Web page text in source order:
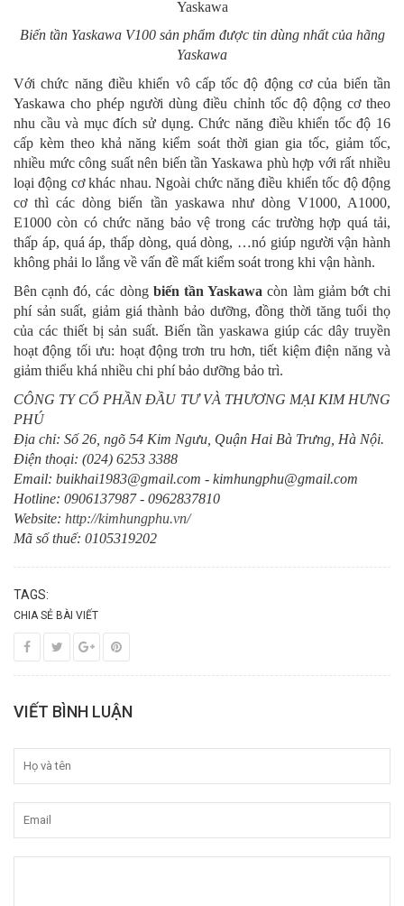
Biến tần Yaskawa V100 sản phẩm được tin dùng nhất của hãng
Yaskawa
Với chức năng điều khiển vô cấp tốc độ động cơ của biến tần
Yaskawa cho phép người dùng điều chỉnh tốc độ động cơ theo
nhu cầu và mục đích sử dụng. Chức năng điều khiển tốc độ 16
cấp kèm theo khả năng kiểm soát thời gian gia tốc, giảm tốc,
nhiều mức công suất nên biến tần Yaskawa phù hợp với rất nhiều
loại động cơ khác nhau. Ngoài chức năng điều khiển tốc độ động
cơ thì các dòng biến tần yaskawa như dòng V1000, A1000,
E1000 còn có chức năng bảo vệ trong các trường hợp quá tải,
thấp áp, quá áp, thấp dòng, quá dòng, …nó giúp người vận hành
không phải lo lắng về vấn đề mất kiểm soát trong khi vận hành.
Bên cạnh đó, các dòng biến tần Yaskawa còn làm giảm bớt chi
phí sản suất, giảm giá thành bảo dưỡng, đồng thời tăng tuổi thọ
của các thiết bị sản suất. Biến tần yaskawa giúp các dây truyền
hoạt động tối ưu: hoạt động trơn tru hơn, tiết kiệm điện năng và
giảm thiểu khá nhiều chi phí bảo dưỡng bảo trì.
CÔNG TY CỔ PHẦN ĐẦU TƯ VÀ THƯƠNG MẠI KIM HƯNG
PHÚ
Địa chỉ: Số 26, ngõ 54 Kim Ngưu, Quận Hai Bà Trưng, Hà Nội.
Điện thoại: (024) 6253 3388
Email: buikhai1983@gmail.com - kimhungphu@gmail.com
Hotline: 0906137987 - 0962837810
Website: http://kimhungphu.vn/
Mã số thuế: 0105319202
TAGS:
CHIA SẺ BÀI VIẾT
VIẾT BÌNH LUẬN